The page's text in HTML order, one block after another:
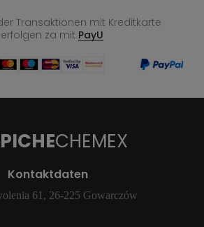
Transaktionen mit Kreditkarte
erfolgen za mit PayU
CHEMEX
Kontaktdaten
61, 26-225 Gowarczów